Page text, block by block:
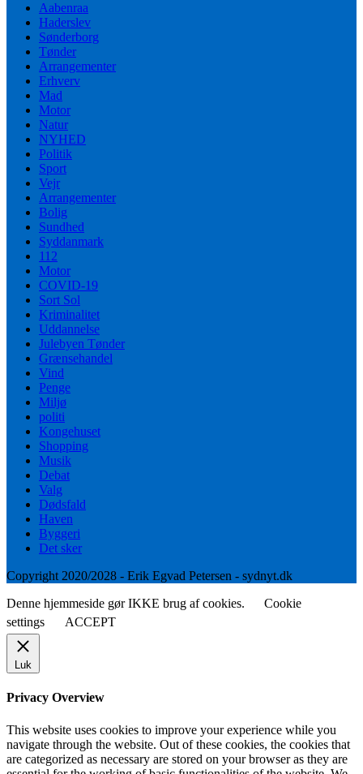
Aabenraa
Haderslev
Sønderborg
Tønder
Arrangementer
Erhverv
Mad
Motor
Natur
NYHED
Politik
Sport
Vejr
Arrangementer
Bolig
Sundhed
Syddanmark
112
Motor
COVID-19
Sort Sol
Kriminalitet
Uddannelse
Julebyen Tønder
Grænsehandel
Vind
Penge
Miljø
politi
Kongehuset
Shopping
Musik
Debat
Valg
Dødsfald
Haven
Byggeri
Det sker
Copyright 2020/2028 - Erik Egvad Petersen - sydnyt.dk
Denne hjemmeside gør IKKE brug af cookies.
Cookie
settings
ACCEPT
Luk
Privacy Overview
This website uses cookies to improve your experience while you
navigate through the website. Out of these cookies, the cookies that
are categorized as necessary are stored on your browser as they are